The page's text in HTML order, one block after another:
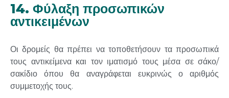
14. Φύλαξη προσωπικών
αντικειμένων
Οι δρομείς θα πρέπει να τοποθετήσουν τα προσωπικά
τους αντικείμενα και τον ιματισμό τους μέσα σε σάκο/
σακίδιο όπου θα αναγράφεται ευκρινώς ο αριθμός
συμμετοχής τους.